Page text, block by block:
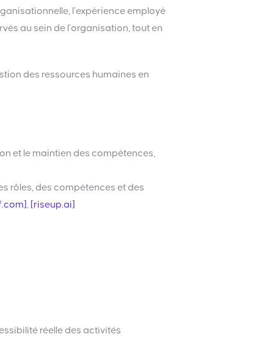
l’expérience employé
au sein de l’organisation, tout en
des ressources humaines en
et le maintien des compétences,
rôles, des compétences et des
[riseup.ai]
réelle des activités